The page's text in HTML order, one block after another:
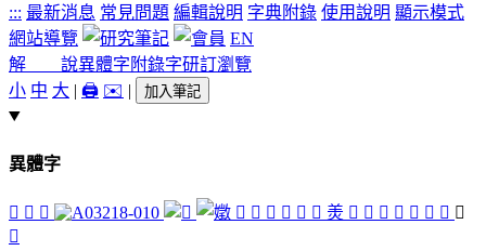
::: 最新消息 常見問題 編輯說明 字典附錄 使用說明 顯示模式
網站導覽
EN
解 說異體字 附錄字研訂瀏覽
小 中 大 | 🖨️ ✉️ | 加入筆記
異體字
󴥉 󴤿 󴤷 󴥀 󴥃 󴥂 󴥄 󴥆 󴤸 羙 󴤼 󴤻 󴤾 󴤽 󴥅 󴥇 󴤺 󴥁
󴤹